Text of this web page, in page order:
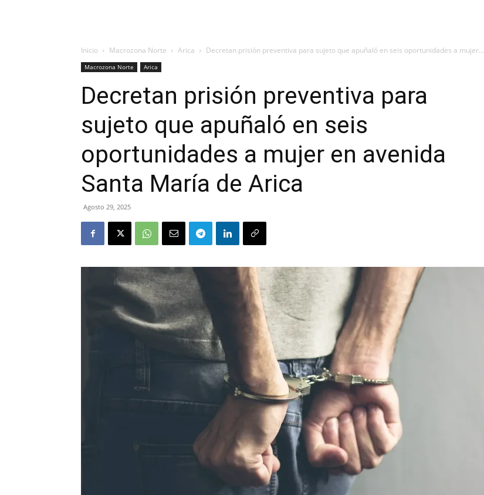
Inicio Macrozona Norte Arica Decretan prisión preventiva para sujeto que apuñaló en seis oportunidades a mujer...
Macrozona Norte Arica
Decretan prisión preventiva para
sujeto que apuñaló en seis
oportunidades a mujer en avenida
Santa María de Arica
Agosto 29, 2025